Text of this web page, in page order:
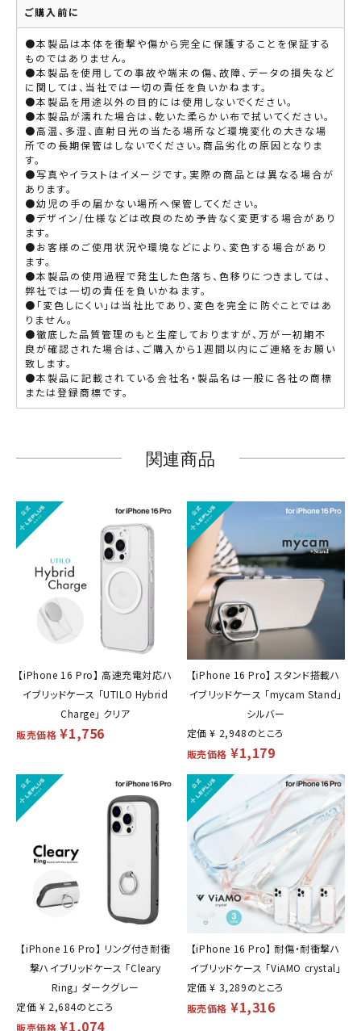
ご購入前に
●本製品は本体を衝撃や傷から完全に保護することを保証する
ものではありません。
●本製品を使用しての事故や端末の傷、故障、データの損失など
に関しては、当社では一切の責任を負いかねます。
●本製品を用途以外の目的には使用しないでください。
●本製品が濡れた場合は、乾いた柔らかい布で拭いてください。
●高温、多湿、直射日光の当たる場所など環境変化の大きな場
所での長期保管はしないでください。商品劣化の原因となりま
す。
●写真やイラストはイメージです。実際の商品とは異なる場合が
あります。
●幼児の手の届かない場所へ保管してください。
●デザイン/仕様などは改良のため予告なく変更する場合があり
ます。
●お客様のご使用状況や環境などにより、変色する場合があり
ます。
●本製品の使用過程で発生した色落ち、色移りにつきましては、
弊社では一切の責任を負いかねます。
●「変色しにくい」は当社比であり、変色を完全に防ぐことではあ
りません。
●徹底した品質管理のもと生産しておりますが、万が一初期不
良が確認された場合は、ご購入から1週間以内にご連絡をお願い
致します。
●本製品に記載されている会社名・製品名は一般に各社の商標
または登録商標です。
関連商品
【iPhone 16 Pro】 高速充電対応ハ
イブリッドケース 「UTILO Hybrid
Charge」 クリア
販売価格 ¥1,756
【iPhone 16 Pro】 スタンド搭載ハ
イブリッドケース 「mycam Stand」
シルバー
定価 ¥ 2,948のところ
販売価格 ¥1,179
【iPhone 16 Pro】 リング付き耐衝
撃ハイブリッドケース 「Cleary
Ring」 ダークグレー
定価 ¥ 2,684のところ
販売価格 ¥1,074
【iPhone 16 Pro】 耐傷・耐衝撃ハ
イブリッドケース 「ViAMO crystal」
定価 ¥ 3,289のところ
販売価格 ¥1,316